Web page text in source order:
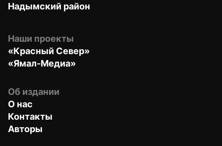
Надымский район
Наши проекты
«Красный Север»
«Ямал-Медиа»
Об издании
О нас
Контакты
Авторы